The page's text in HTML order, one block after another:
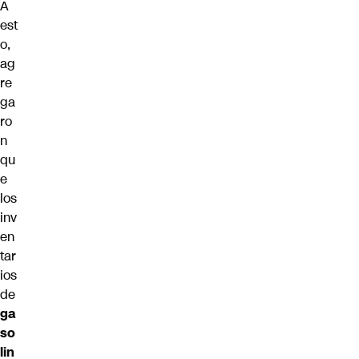
A
est
o,
ag
re
ga
ro
n
qu
e
los
inv
en
tar
ios
de
ga
so
lin